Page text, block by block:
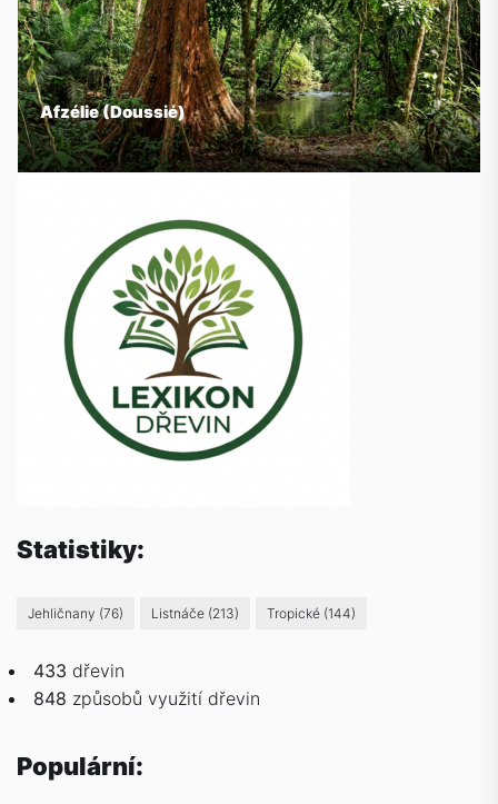
Afzélie (Doussié)
Statistiky:
Jehličnany (76) Listnáče (213) Tropické (144)
433 dřevin
848 způsobů využití dřevin
Populární: